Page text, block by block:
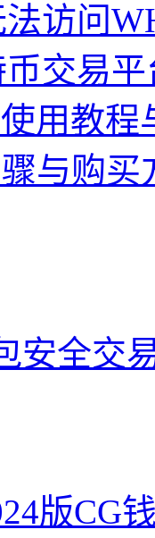
访问
交易
用教
与购买
安全交
版CG